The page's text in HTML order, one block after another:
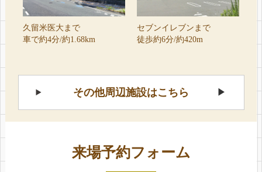
久留米医大まで
車で約4分/約1.68km
セブンイレブンまで
徒歩約6分/約420m
その他周辺施設はこちら
来場予約フォーム